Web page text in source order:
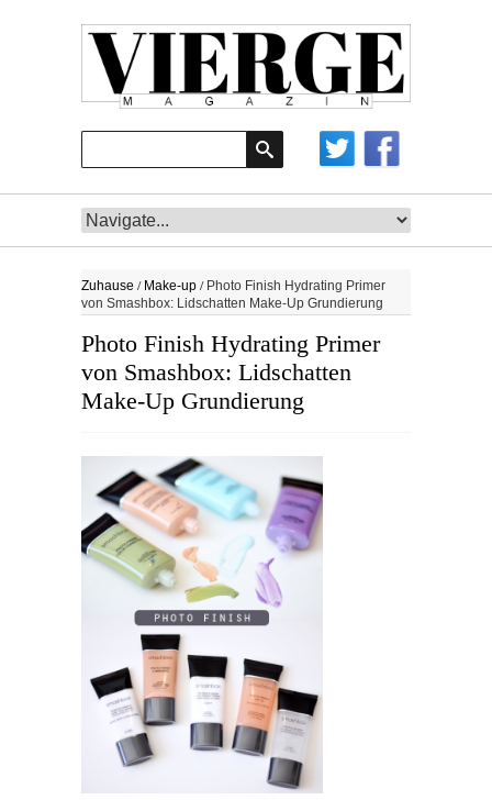
Zuhause / Make-up / Photo Finish Hydrating Primer
von Smashbox: Lidschatten Make-Up Grundierung
Photo Finish Hydrating Primer
von Smashbox: Lidschatten
Make-Up Grundierung